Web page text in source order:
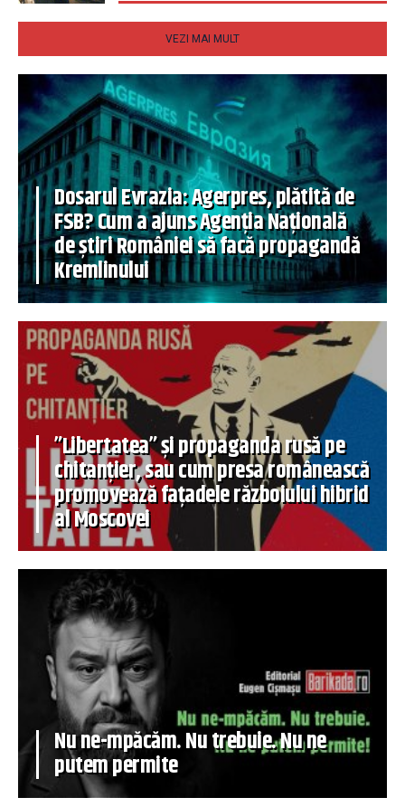
VEZI MAI MULT
Dosarul Evrazia: Agerpres, plătită de
FSB? Cum a ajuns Agenția Națională
de știri României să facă propagandă
Kremlinului
”Libertatea” și propaganda rusă pe
chitanțier, sau cum presa românească
promovează fațadele războiului hibrid
al Moscovei
Nu ne-mpăcăm. Nu trebuie. Nu ne
putem permite